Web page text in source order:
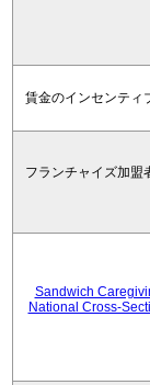
賃金のインセンティ
フランチャイズ加盟
Sandwich
National Cross-